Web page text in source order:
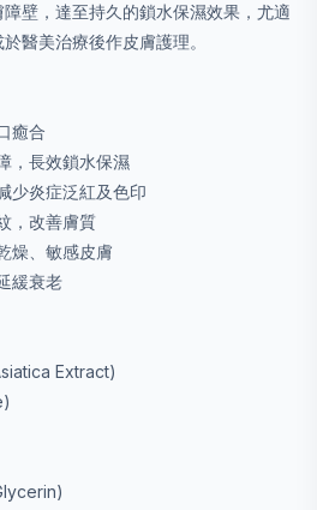
壁，達至持久的鎖水保濕效果，尤適
醫美治療後作皮膚護理。
癒合
，長效鎖水保濕
少炎症泛紅及色印
，改善膚質
燥、敏感皮膚
緩衰老
Extract)